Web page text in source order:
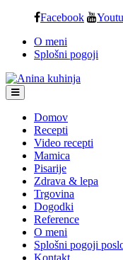
content
Facebook
O meni
Splošni pogoji
Domov
Recepti
Video recepti
Mamica
Pisarije
Zdrava & lepa
Trgovina
Dogodki
Reference
O meni
Splošni pogoji
Kontakt